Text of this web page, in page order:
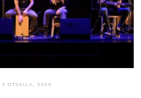
3 OTSAILA, 2025